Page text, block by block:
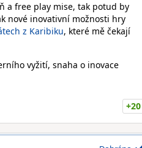
a free play mise, tak potud by
nové inovativní možnosti hry
z Karibiku, které mě čekají
vyžití, snaha o inovace
+20